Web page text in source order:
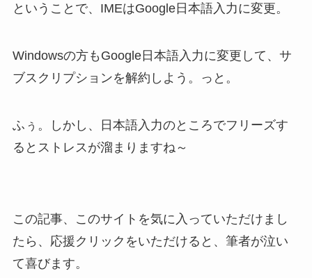
ということで、IMEはGoogle日本語入力に変更。
Windowsの方もGoogle日本語入力に変更して、サ
ブスクリプションを解約しよう。っと。
ふぅ。しかし、日本語入力のところでフリーズす
るとストレスが溜まりますね～
この記事、このサイトを気に入っていただけまし
たら、応援クリックをいただけると、筆者が泣い
て喜びます。